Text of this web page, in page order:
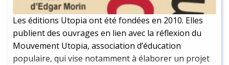
Les éditions Utopia ont été fondées en 2010. Elles
publient des ouvrages en lien avec la réflexion du
Mouvement Utopia, association d’éducation
populaire, qui vise notamment à élaborer un projet